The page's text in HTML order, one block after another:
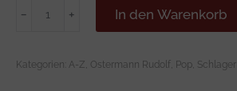
Menge
﹣ ﹢ In den Warenkorb
Kategorien: A-Z, Ostermann Rudolf , Pop, Schlager